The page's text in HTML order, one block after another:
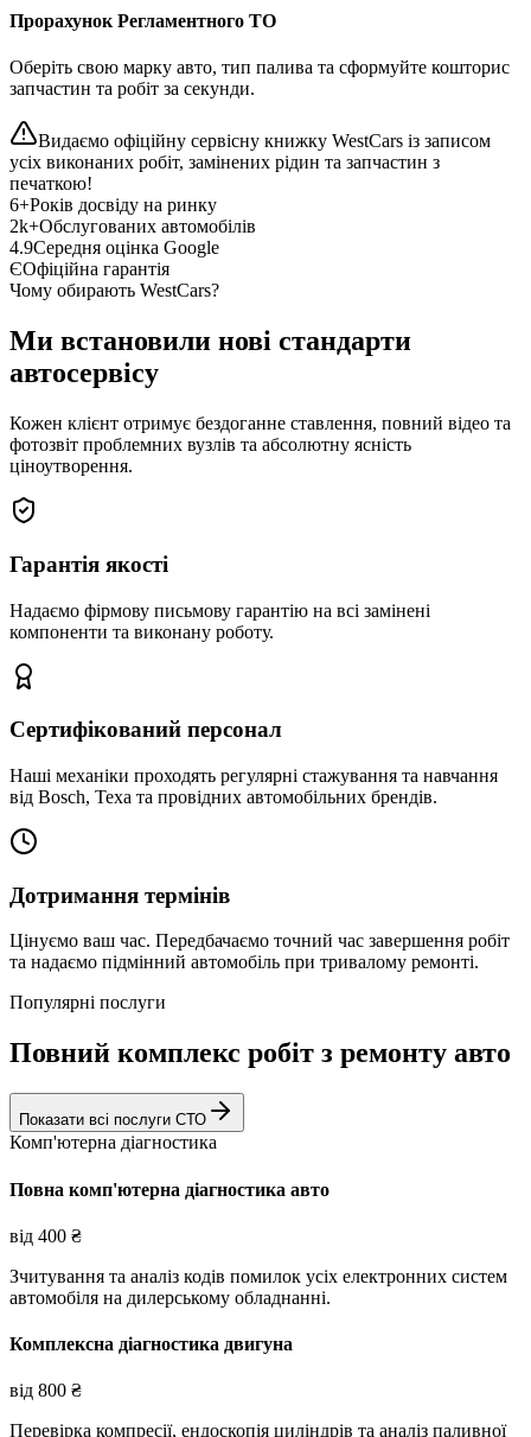
Прорахунок Регламентного ТО
Оберіть свою марку авто, тип палива та сформуйте кошторис
запчастин та робіт за секунди.
Видаємо офіційну сервісну книжку WestCars із записом
усіх виконаних робіт, замінених рідин та запчастин з
печаткою!
6+Років досвіду на ринку
2k+Обслугованих автомобілів
4.9Середня оцінка Google
ЄОфіційна гарантія
Чому обирають WestCars?
Ми встановили нові стандарти
автосервісу
Кожен клієнт отримує бездоганне ставлення, повний відео та
фотозвіт проблемних вузлів та абсолютну ясність
ціноутворення.
Гарантія якості
Надаємо фірмову письмову гарантію на всі замінені
компоненти та виконану роботу.
Сертифікований персонал
Наші механіки проходять регулярні стажування та навчання
від Bosch, Texa та провідних автомобільних брендів.
Дотримання термінів
Цінуємо ваш час. Передбачаємо точний час завершення робіт
та надаємо підмінний автомобіль при тривалому ремонті.
Популярні послуги
Повний комплекс робіт з ремонту авто
Показати всі послуги СТО
Комп'ютерна діагностика
Повна комп'ютерна діагностика авто
від 400 ₴
Зчитування та аналіз кодів помилок усіх електронних систем
автомобіля на дилерському обладнанні.
Комплексна діагностика двигуна
від 800 ₴
Перевірка компресії, ендоскопія циліндрів та аналіз паливної